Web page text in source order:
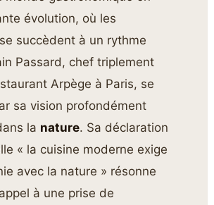
évolution, où les
succèdent à un rythme
Passard, chef triplement
Arpège à Paris, se
sa vision profondément
la nature. Sa déclaration
« la cuisine moderne exige
avec la nature » résonne
à une prise de